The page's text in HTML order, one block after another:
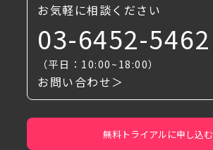
お気軽に相談ください
03-6452-5462
（平日：10:00~18:00）
お問い合わせ＞
無料トライアルに申し込む